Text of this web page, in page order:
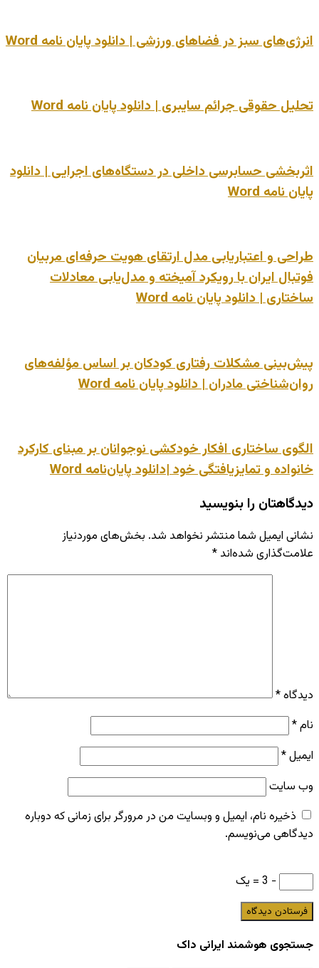
انرژی‌های سبز در فضاهای ورزشی | دانلود پایان نامه Word
تحلیل حقوقی جرائم سایبری | دانلود پایان نامه Word
اثربخشی حسابرسی داخلی در دستگاه‌های اجرایی | دانلود
پایان نامه Word
طراحی و اعتباریابی مدل ارتقای هویت حرفه‌ای مربیان
فوتبال ایران با رویکرد آمیخته و مدل‌یابی معادلات
ساختاری | دانلود پایان نامه Word
پیش‌بینی مشکلات رفتاری کودکان بر اساس مؤلفه‌های
روان‌شناختی مادران | دانلود پایان نامه Word
الگوی ساختاری افکار خودکشی نوجوانان بر مبنای کارکرد
خانواده و تمایزیافتگی خود |دانلود پایان‌نامه Word
دیدگاهتان را بنویسید
نشانی ایمیل شما منتشر نخواهد شد. بخش‌های موردنیاز
علامت‌گذاری شده‌اند *
دیدگاه*
نام*
ایمیل*
وب‌ سایت
ذخیره نام، ایمیل و وبسایت من در مرورگر برای زمانی که دوباره
دیدگاهی می‌نویسم.
− 3 = یک
جستجوی هوشمند ایرانی داک